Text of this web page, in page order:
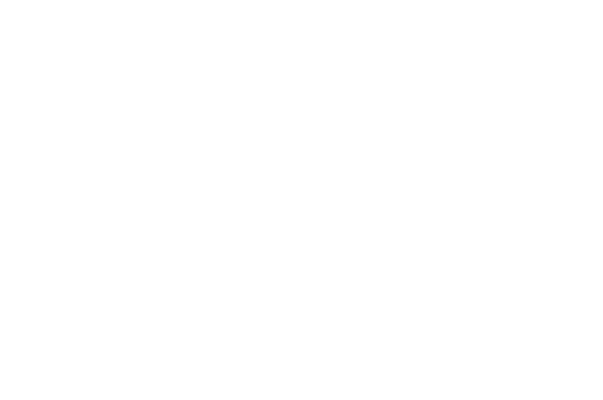
és a szívproblémát okozhat
vesebetegséget és a szívproblémát